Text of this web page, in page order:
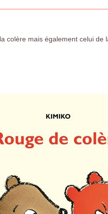
colère mais également celui